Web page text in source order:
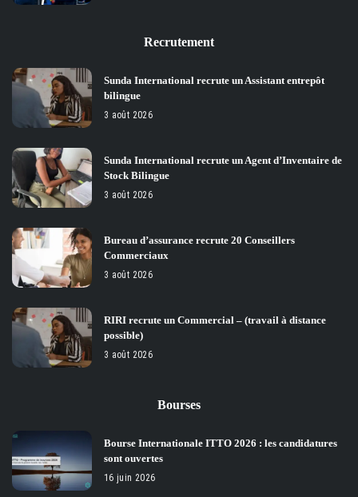
Recrutement
Sunda International recrute un Assistant entrepôt
bilingue
3 août 2026
Sunda International recrute un Agent d’Inventaire de
Stock Bilingue
3 août 2026
Bureau d’assurance recrute 20 Conseillers
Commerciaux
3 août 2026
RIRI recrute un Commercial – (travail à distance
possible)
3 août 2026
Bourses
Bourse Internationale ITTO 2026 : les candidatures
sont ouvertes
16 juin 2026